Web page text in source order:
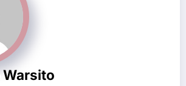
Warsito